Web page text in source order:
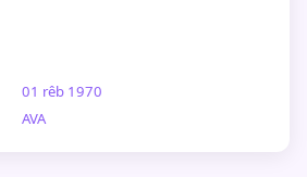
01 rêb 1970
AVA